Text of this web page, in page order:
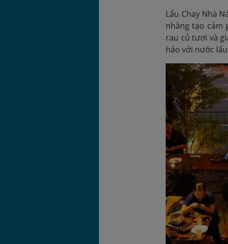
Lẩu Chay Nhà
nhàng tạo cảm
rau củ tươi và
hảo với nước